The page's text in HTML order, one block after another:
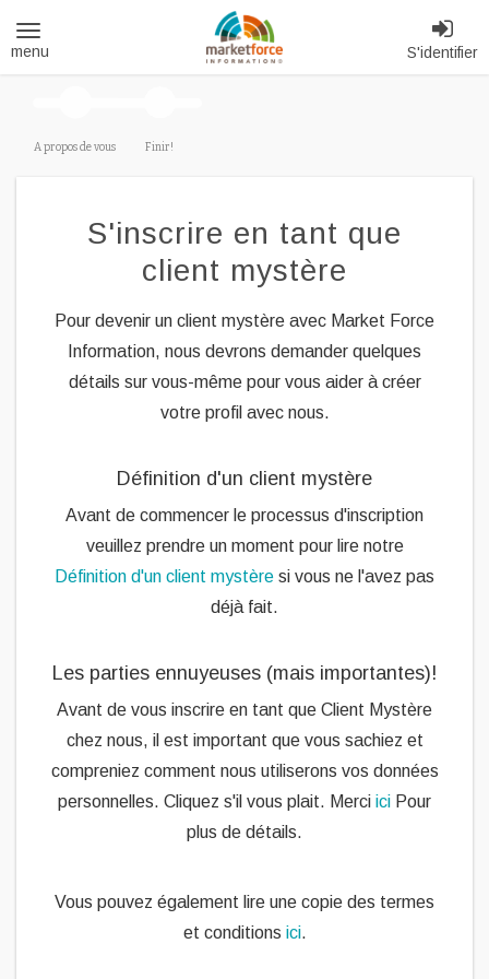
Toggle
navigation
S'identifier
A propos de vous Finir!
S'inscrire en tant que
client mystère
Pour devenir un client mystère avec Market Force
Information, nous devrons demander quelques
détails sur vous-même pour vous aider à créer
votre profil avec nous.
Définition d'un client mystère
Avant de commencer le processus d'inscription
veuillez prendre un moment pour lire notre
Définition d'un client mystère si vous ne l'avez pas
déjà fait.
Les parties ennuyeuses (mais importantes)!
Avant de vous inscrire en tant que Client Mystère
chez nous, il est important que vous sachiez et
compreniez comment nous utiliserons vos données
personnelles. Cliquez s'il vous plait. Merci ici Pour
plus de détails.
Vous pouvez également lire une copie des termes
et conditions ici.